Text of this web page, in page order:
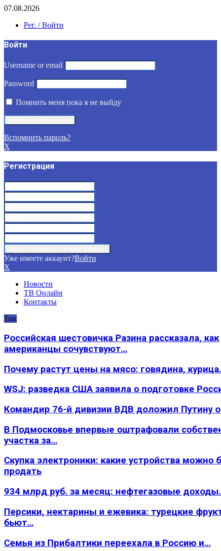
07.08.2026
Рег. / Войти
Войти
Username or email
Password
Помнить меня пока я не выйду
Вспомнить пароль?
X
Регистрация
Уже имеете аккаунт?Войти
X
Новости
ТВ Онлайн
Контакты
Топ
Российская шестовичка Разина рассказала, как
американцы сочувствуют…
Почему растут цены на мясо: говядина,
WSJ: разведка США заявила о подготовке
Командир 76-й дивизии ВДВ доложил Путину
В Подмосковье впервые оштрафовали
участка за…
Скупка электроники: какие устройства можно
продать
934 млрд руб. за месяц: нефтегазовые
Персики, нектарины и ежевика: турецкие
бьют…
Семья из Прибалтики переехала в Россию и…